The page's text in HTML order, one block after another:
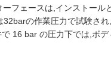
フェースは,インストール
の作業圧力で試験され,
16 bar の圧力下では,ボデ